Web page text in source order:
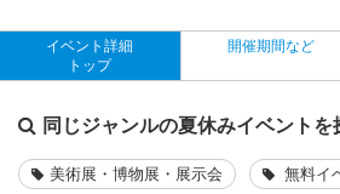
イベント詳細
トップ
開催期間など
同じジャンルの夏休みイベントを
美術展・博物展・展示会 無料イ